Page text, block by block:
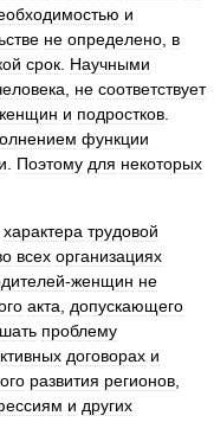
и
не определено в
срок Научными
не соответствует
и подростков
функции
Поэтому для некоторых
характера трудовой
всех организациях
-женщин не
акта
допускающего
проблему
договорах и
развития регионов
и других